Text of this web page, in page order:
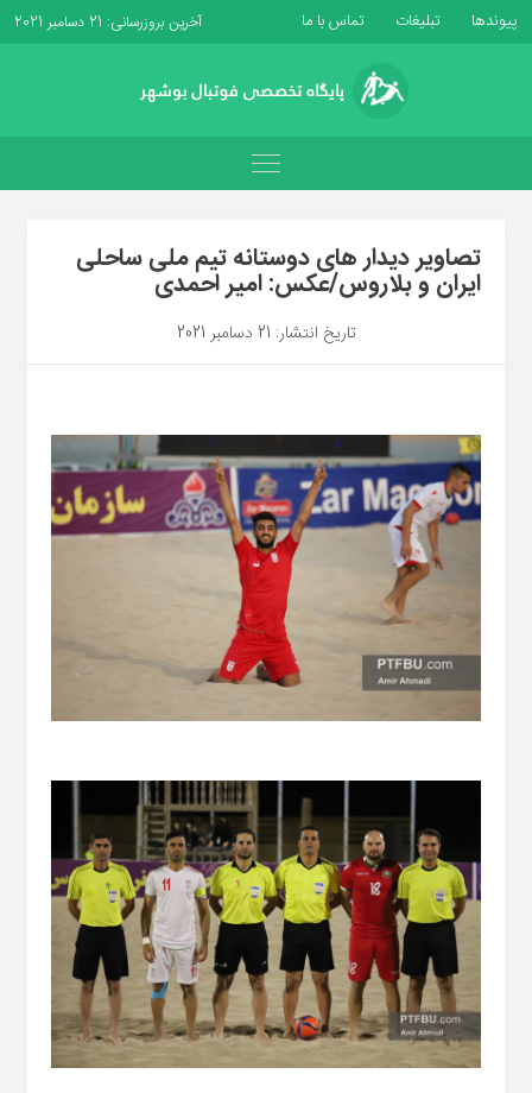
پیوندها تبلیغات تماس با ما آخرین بروزرسانی: 21 دسامبر 2021
تصاویر دیدار های دوستانه تیم ملی ساحلی
ایران و بلاروس/عکس: امیر احمدی
تاریخ انتشار: 21 دسامبر 2021